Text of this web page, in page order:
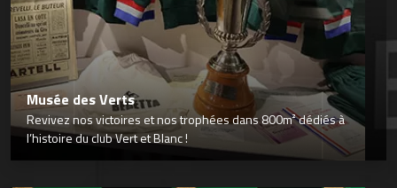
Musée des Verts
Revivez nos victoires et nos trophées dans 800m² dédiés à
l’histoire du club Vert et Blanc !